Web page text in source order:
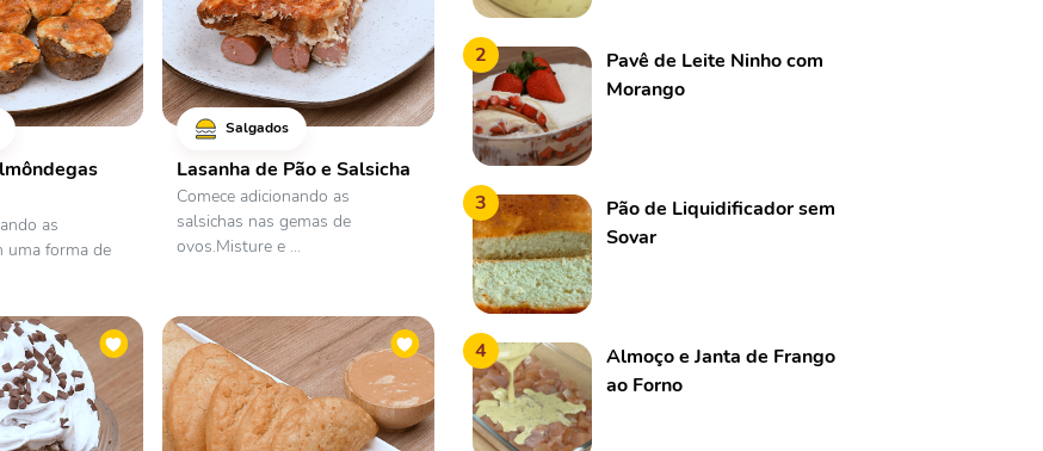
as
uma forma de
Salgados
Lasanha de Pão e Salsicha
Comece adicionando as
salsichas nas gemas de
ovos.Misture e ...
2
Pavê de Leite Ninho com
Morango
3
Pão de Liquidificador sem
Sovar
4
Almoço e Janta de Frango
ao Forno